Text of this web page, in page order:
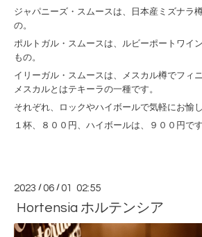
ジャパニーズ・スムースは、日本産ミズナラ
の。
ポルトガル・スムースは、ルビーポートワイ
もの。
イリーガル・スムースは、メスカル樽でフィ
メスカルとはテキーラの一種です。
それぞれ、ロックやハイボールで気軽にお愉
１杯、８００円、 ハイボールは、９００円です
2023 /06 /01 02:55
Hortensia ホルテンシア